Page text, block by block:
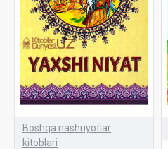
Boshqa nashriyotlar
kitoblari